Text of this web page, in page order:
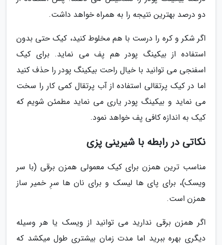
دو درصد بهترین نتیجه را به همراه خواهد داشت.
اگر شکر و کره را درست با هم مخلوط کنید، کیک حتی بدون
استفاده از بیکینگ پودر هم پف می نماید. برای کیک
اسفنجی می توانید با خیال راحت بیکینگ پودر را حذف کنید
اما در کیک پرتقالی استفاده از آب پرتقال کمی کار را سخت
می نماید و بیکینگ پودر یاری می نماید مطمئن شویم که
کیک به اندازه کافی پف خواهد نمود.
نکاتی در رابطه با شیرینی پزی
مناسب ترین همزن برای کیک معمولی همزن برقی (با سر
ویسک)، برای پای ها لیسک و برای نان ها سرِ خمیر ساز
همزن است.
اگر همزن برقی ندارید می توانید از ویسک یا هر وسیله
دیگری بهره ببرید اما مدت زمان بیشتری طول میکشد که